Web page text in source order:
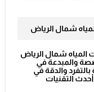
شمال الرياض
المياه شمال الرياض
والمبدعة في
والدقة في
التقنيات